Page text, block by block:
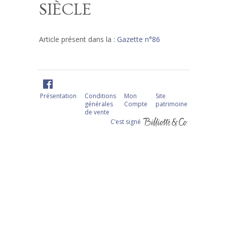
SIÈCLE
Article présent dans la : Gazette n°86
Présentation
Conditions
générales
de vente
Mon
Compte
Site
patrimoine
C‘est signé